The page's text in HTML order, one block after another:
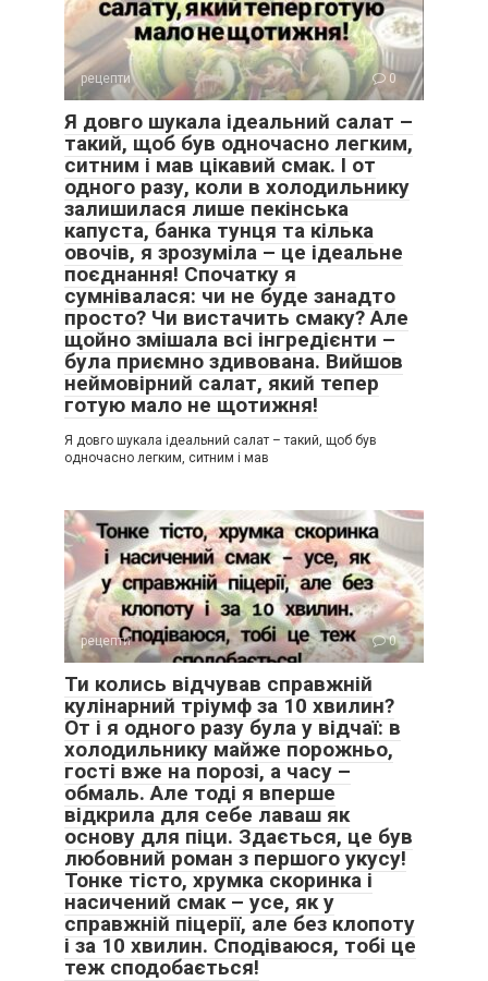
рецепти 0
Я довго шукала ідеальний салат –
такий, щоб був одночасно легким,
ситним і мав цікавий смак. І от
одного разу, коли в холодильнику
залишилася лише пекінська
капуста, банка тунця та кілька
овочів, я зрозуміла – це ідеальне
поєднання! Спочатку я
сумнівалася: чи не буде занадто
просто? Чи вистачить смаку? Але
щойно змішала всі інгредієнти –
була приємно здивована. Вийшов
неймовірний салат, який тепер
готую мало не щотижня!
Я довго шукала ідеальний салат – такий, щоб був
одночасно легким, ситним і мав
рецепти 0
Ти колись відчував справжній
кулінарний тріумф за 10 хвилин?
От і я одного разу була у відчаї: в
холодильнику майже порожньо,
гості вже на порозі, а часу –
обмаль. Але тоді я вперше
відкрила для себе лаваш як
основу для піци. Здається, це був
любовний роман з першого укусу!
Тонке тісто, хрумка скоринка і
насичений смак – усе, як у
справжній піцерії, але без клопоту
і за 10 хвилин. Сподіваюся, тобі це
теж сподобається!